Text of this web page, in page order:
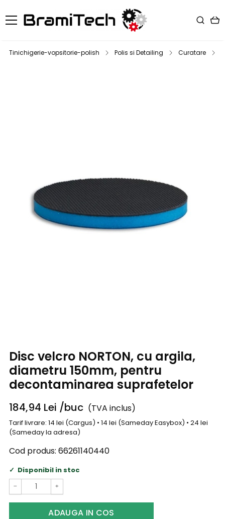
Tinichigerie-vopsitorie-polish Polis si Detailing Curatare
Disc velcro NORTON, cu argila,
diametru 150mm, pentru
decontaminarea suprafetelor
184,94 Lei /buc (TVA inclus)
Tarif livrare: 14 lei (Cargus) • 14 lei (Sameday Easybox) • 24 lei
(Sameday la adresa)
Cod produs: 66261140440
Disponibil in stoc
− +
ADAUGA IN COS